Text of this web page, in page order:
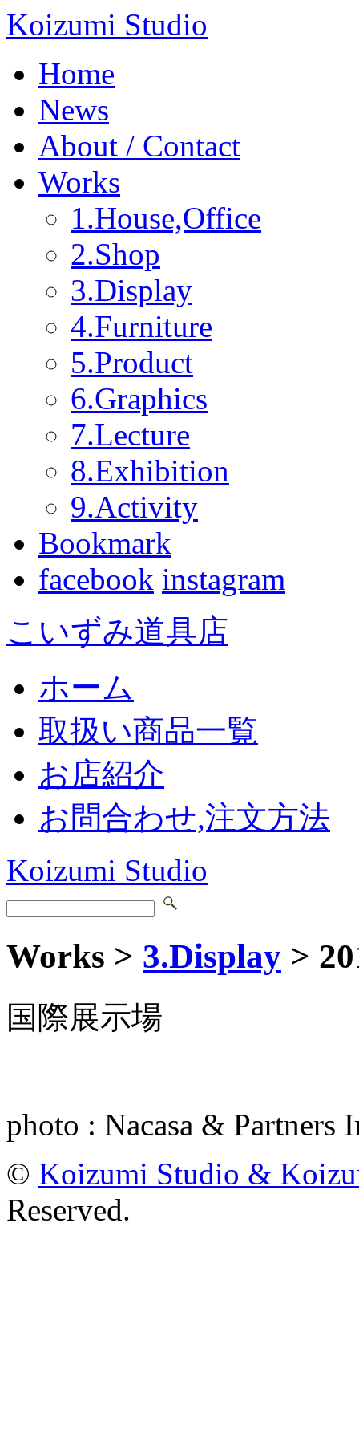
Koizumi Studio
Home
News
About / Contact
Works
1.House,Office
2.Shop
3.Display
4.Furniture
5.Product
6.Graphics
7.Lecture
8.Exhibition
9.Activity
Bookmark
facebook instagram
こいずみ道具店
ホーム
取扱い商品一覧
お店紹介
お問合わせ,注文方法
Koizumi Studio
Works > 3.Display >
国際展示場
photo : Nacasa & Partners
© Koizumi Studio &
Reserved.